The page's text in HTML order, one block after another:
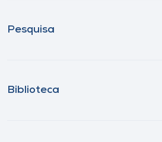
Pesquisa
Biblioteca